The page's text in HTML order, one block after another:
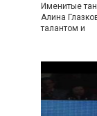
Именитые
Алина
талантом и